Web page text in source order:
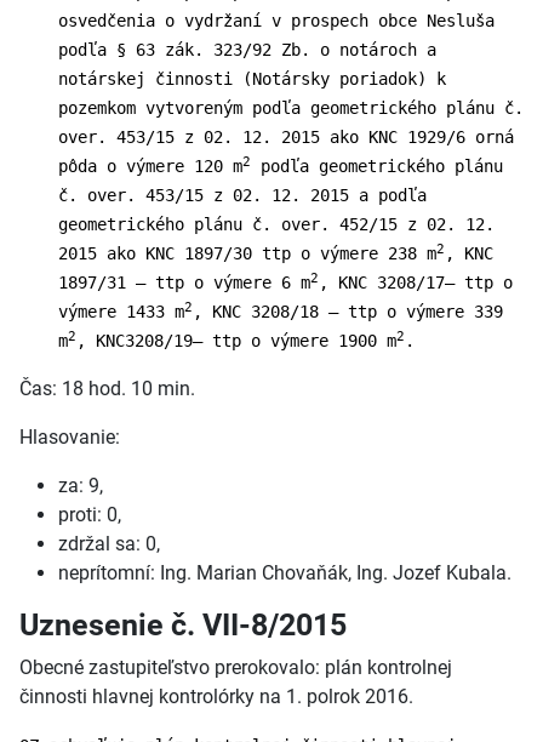
osvedčenia o vydržaní v prospech obce Nesluša
podľa § 63 zák. 323/92 Zb. o notároch a
notárskej činnosti (Notársky poriadok) k
pozemkom vytvoreným podľa geometrického plánu č.
over. 453/15 z 02. 12. 2015 ako KNC 1929/6 orná
pôda o výmere 120 m2
podľa geometrického plánu
č. over. 453/15 z 02. 12. 2015 a podľa
geometrického plánu č. over. 452/15 z 02. 12.
2015 ako KNC 1897/30 ttp o výmere 238 m2 , KNC
1897/31 – ttp o výmere 6 m2 , KNC 3208/17– ttp o
výmere 1433 m2 , KNC 3208/18 – ttp o výmere 339
m2 , KNC3208/19– ttp o výmere 1900 m2 .
Čas: 18 hod. 10 min.
Hlasovanie:
za: 9,
proti: 0,
zdržal sa: 0,
neprítomní: Ing. Marian Chovaňák, Ing. Jozef Kubala.
Uznesenie č. VII-8/2015
Obecné zastupiteľstvo prerokovalo: plán kontrolnej
činnosti hlavnej kontrolórky na 1. polrok 2016.